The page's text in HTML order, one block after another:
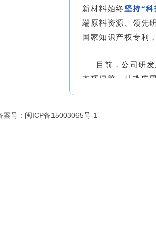
新材料始终坚持“
端原料资源、领先
国家知识产权专利
目前，公司研
态环保胶、特殊应
等地市均设立了办
2024年，公司阔步
力打造成
号： 闽ICP备15003065号-1